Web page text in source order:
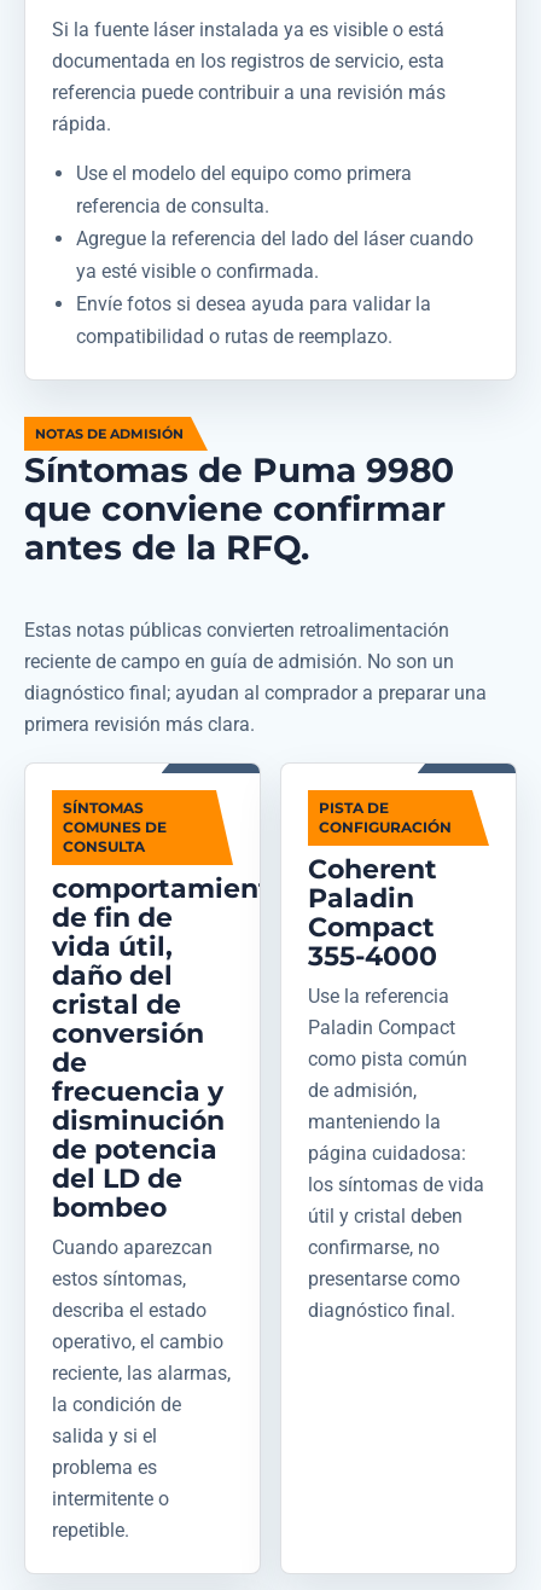
Si la fuente láser instalada ya es visible o está
documentada en los registros de servicio, esta
referencia puede contribuir a una revisión más
rápida.
Use el modelo del equipo como primera
referencia de consulta.
Agregue la referencia del lado del láser cuando
ya esté visible o confirmada.
Envíe fotos si desea ayuda para validar la
compatibilidad o rutas de reemplazo.
NOTAS DE ADMISIÓN
Síntomas de Puma 9980
que conviene confirmar
antes de la RFQ.
Estas notas públicas convierten retroalimentación
reciente de campo en guía de admisión. No son un
diagnóstico final; ayudan al comprador a preparar una
primera revisión más clara.
SÍNTOMAS
COMUNES DE
CONSULTA
comportamiento
de fin de
vida útil,
daño del
cristal de
conversión
de
frecuencia y
disminución
de potencia
del LD de
bombeo
Cuando aparezcan
estos síntomas,
describa el estado
operativo, el cambio
reciente, las alarmas,
la condición de
salida y si el
problema es
intermitente o
repetible.
PISTA DE
CONFIGURACIÓN
Coherent
Paladin
Compact
355-4000
Use la referencia
Paladin Compact
como pista común
de admisión,
manteniendo la
página cuidadosa:
los síntomas de vida
útil y cristal deben
confirmarse, no
presentarse como
diagnóstico final.